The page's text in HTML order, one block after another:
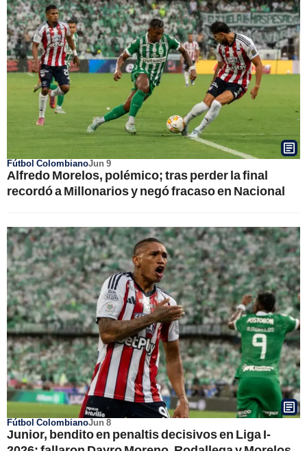
Fútbol ColombianoJun 9
Alfredo Morelos, polémico; tras perder la final
recordó a Millonarios y negó fracaso en Nacional
Fútbol ColombianoJun 8
Junior, bendito en penaltis decisivos en Liga I-